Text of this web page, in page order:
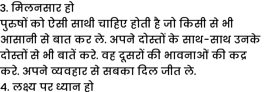
3. मिलनसार हो
पुरुषों को ऐसी साथी चाहिए होती है जो किसी से भी
आसानी से बात कर ले. अपने दोस्तों के साथ-साथ उनके
दोस्तों से भी बातें करे. वह दूसरों की भावनाओं की कद्र
करे. अपने व्यवहार से सबका दिल जीत ले.
4. लक्ष्य पर ध्यान हो